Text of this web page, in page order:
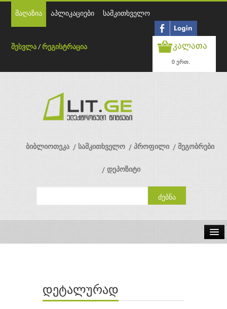
მაღაზია აპლიკაციები სამკითხველო
შესვლა /რეგისტრაცია კალათა
0 ერთ.
ბიბლიოთეკა სამკითხველო პროფილი მეგობრები
დეპოზიტი
ავტორებიდეტალურად